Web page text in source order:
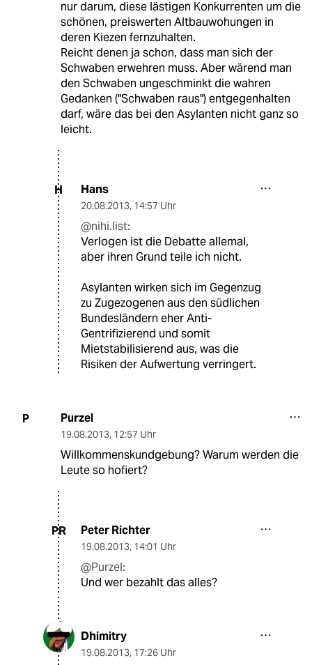
nur darum, diese lästigen Konkurrenten um die
schönen, preiswerten Altbauwohungen in
deren Kiezen fernzuhalten.
Reicht denen ja schon, dass man sich der
Schwaben erwehren muss. Aber wärend man
den Schwaben ungeschminkt die wahren
Gedanken ("Schwaben raus") entgegenhalten
darf, wäre das bei den Asylanten nicht ganz so
leicht.
H Hans
20.08.2013, 14:57 Uhr
@nihi.list:
Verlogen ist die Debatte allemal,
aber ihren Grund teile ich nicht.
Asylanten wirken sich im Gegenzug
zu Zugezogenen aus den südlichen
Bundesländern eher Anti-
Gentrifizierend und somit
Mietstabilisierend aus, was die
Risiken der Aufwertung verringert.
P Purzel
19.08.2013, 12:57 Uhr
Willkommenskundgebung? Warum werden die
Leute so hofiert?
PR Peter Richter
19.08.2013, 14:01 Uhr
@Purzel:
Und wer bezahlt das alles?
Dhimitry
19.08.2013, 17:26 Uhr